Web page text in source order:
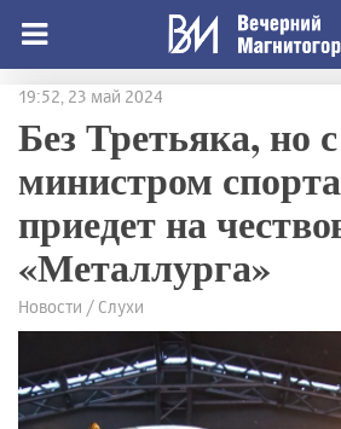
19:52, 23 май 2024
Без Третьяка, но с
министром
приедет на
«Металлурга»
Новости / Слухи